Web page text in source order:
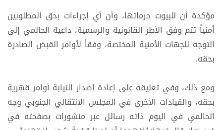
مؤكدة أن للبيوت حرماتها، وأن أي إجراءات بحق المطلوبين
أمنياً تتم وفق الأطر القانونية والرسمية، داعية الحالمي إلى
التوجه للجهات الأمنية المختصة، وفقاً لأوامر القبض الصادرة
بحقه.
ومع ذلك، وفي تعليقه على إعادة إصدار النيابة أوامر قهرية
بحقه، والقيادات الأخرى في المجلس الانتقالي الجنوبي وجه
الحالمي في اليوم ذاته رسائل عبر منشورات بصفحته في